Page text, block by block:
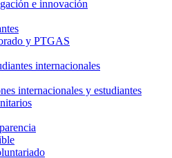
e innovación
y PTGAS
internacionales
internacionales y estudiantes